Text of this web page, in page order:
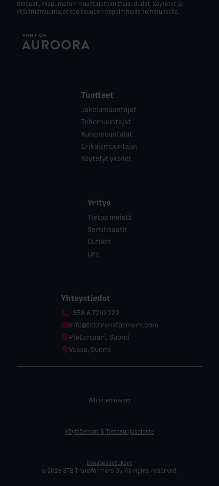
Globaali, riippumaton muuntajatoimittaja. Uudet, käytetyt ja
ylijäämämuuntajat teollisuuden nopeimmalla toimituksella.
Tuotteet
Jakelumuuntajat
Tehomuuntajat
Kuivamuuntajat
Erikoismuuntajat
Käytetyt yksilöt
Yritys
Tietoa meistä
Sertifikaatit
Uutiset
Ura
Yhteystiedot
Phone:
+358 6 7210 222
Email:
info@btbtransformers.com
Location:
Pietarsaari, Suomi
Location:
Vaasa, Suomi
© 2026 BTB Transformers Oy. All rights reserved.
Whistleblowing
Käyttöehdot & Tietosuojaseloste
Evästeasetukset